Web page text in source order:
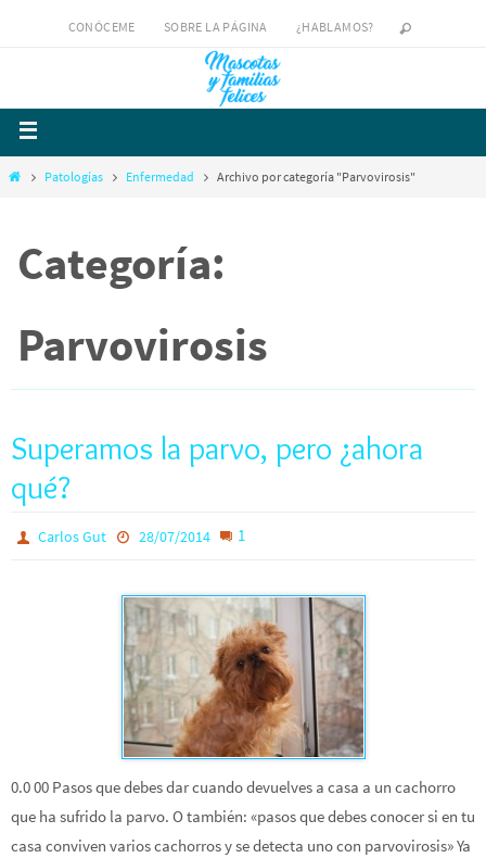
CONÓCEME SOBRE LA PÁGINA ¿HABLAMOS?
Patologías Enfermedad Archivo por categoría "Parvovirosis"
Categoría:
Parvovirosis
Superamos la parvo, pero ¿ahora
qué?
Carlos Gut 28/07/2014 1
0.0 00 Pasos que debes dar cuando devuelves a casa a un cachorro
que ha sufrido la parvo. O también: «pasos que debes conocer si en tu
casa conviven varios cachorros y se detecta uno con parvovirosis» Ya